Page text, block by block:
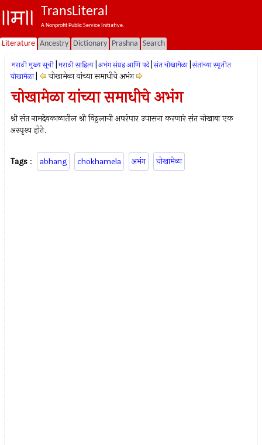
TransLiteral
A Nonprofit Public Service Initiative.
Literature Ancestry Dictionary Prashna Search
मराठी मुख्य सूची मराठी साहित्य अभंग संग्रह आणि पदे संत चोखामेळा संतांच्या स्मृतीत
चोखामेळा
चोखामेळा यांच्या समाधीचे अभंग
चोखामेळा यांच्या समाधीचे अभंग
श्री संत नामदेवकाळातील श्री विठ्ठलाची अपरंपार उपासना करणारे संत चोखाबा एक
अस्‍पृश्‍य होते.
Tags : abhang chokhamela अभंग चोखामेळा